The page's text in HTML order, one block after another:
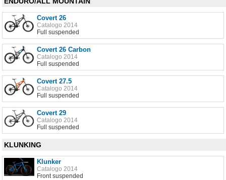
Covert 26
Catalogo 2014
Full suspended
Covert 26 Carbon
Catalogo 2014
Full suspended
Covert 27.5
Catalogo 2014
Full suspended
Covert 29
Catalogo 2014
Full suspended
KLUNKING
Klunker
Catalogo 2014
Front suspended